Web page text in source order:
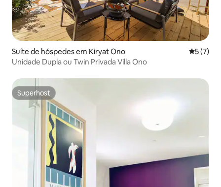
Suíte de hóspedes em Kiryat Ono
5 (7)
Unidade Dupla ou Twin Privada Villa Ono
Superhost
Superhost